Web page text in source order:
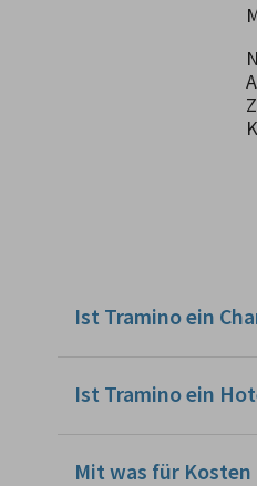
Ist Tramino ein
Ist Tramino ein
Mit was für Kosten